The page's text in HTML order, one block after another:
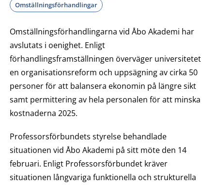
Omställningsförhandlingar
Omställningsförhandlingarna vid Åbo Akademi har
avslutats i oenighet. Enligt
förhandlingsframställningen överväger universitetet
en organisationsreform och uppsägning av cirka 50
personer för att balansera ekonomin på längre sikt
samt permittering av hela personalen för att minska
kostnaderna 2025.
Professorsförbundets styrelse behandlade
situationen vid Åbo Akademi på sitt möte den 14
februari. Enligt Professorsförbundet kräver
situationen långvariga funktionella och strukturella